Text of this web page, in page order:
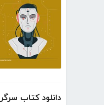
دانلود کتاب